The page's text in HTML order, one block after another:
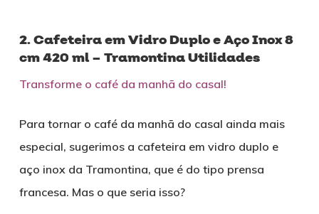
2. Cafeteira em Vidro Duplo e Aço Inox 8
cm 420 ml – Tramontina Utilidades
Transforme o café da manhã do casal!
Para tornar o café da manhã do casal ainda mais
especial, sugerimos a cafeteira em vidro duplo e
aço inox da Tramontina, que é do tipo prensa
francesa. Mas o que seria isso?